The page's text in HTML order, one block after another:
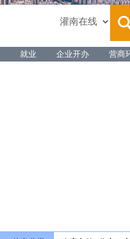
就业 企业开办 营商